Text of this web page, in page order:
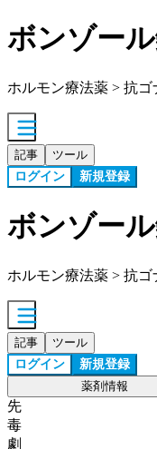
ボンゾー
ホルモン療法薬 > 抗
記事 ツール
ログイン 新規登録
ボンゾー
ホルモン療法薬 > 抗
記事 ツール
ログイン 新規登録
薬剤情報
先
毒
劇